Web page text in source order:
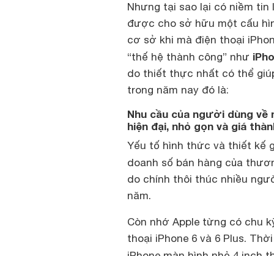
Nhưng tại sao lại có niềm
được cho sở hữu một cấu
cơ sở khi mà điện thoại
“thế hệ thành công” như
do thiết thực nhất có thể
trong năm nay đó là:
Nhu cầu của người dùng
hiện đại, nhỏ gọn và giá
Yếu tố hình thức và thiết kế
doanh số bán hàng của
do chính thôi thúc nhiều
năm.
Còn nhớ Apple từng có chu
thoại iPhone 6 và 6 Plus.